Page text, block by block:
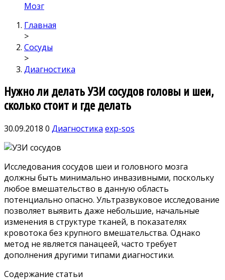
Мозг
Главная
>
Сосуды
>
Диагностика
Нужно ли делать УЗИ сосудов головы и шеи,
сколько стоит и где делать
30.09.2018 0 Диагностика exp-sos
Исследования сосудов шеи и головного мозга
должны быть минимально инвазивными, поскольку
любое вмешательство в данную область
потенциально опасно. Ультразвуковое исследование
позволяет выявить даже небольшие, начальные
изменения в структуре тканей, в показателях
кровотока без крупного вмешательства. Однако
метод не является панацеей, часто требует
дополнения другими типами диагностики.
Содержание статьи